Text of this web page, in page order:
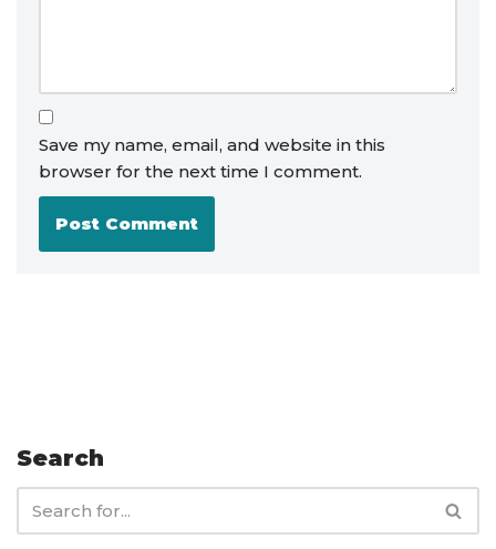
Save my name, email, and website in this
browser for the next time I comment.
Search